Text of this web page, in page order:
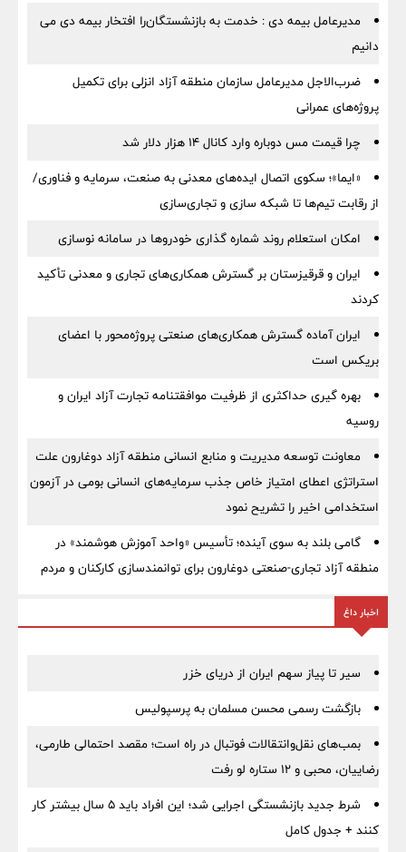
مدیرعامل بیمه دی : خدمت به بازنشستگان‌را افتخار بیمه دی می
دانیم
ضرب‌الاجل مدیرعامل سازمان منطقه آزاد انزلی برای تكمیل
پروژه‌های عمرانی
چرا قیمت مس دوباره وارد کانال ۱۴ هزار دلار شد
«ایما»؛ سکوی اتصال ایده‌های معدنی به صنعت، سرمایه و فناوری/
از رقابت تیم‌ها تا شبکه سازی و تجاری‌سازی
امکان استعلام روند شماره گذاری خودروها در سامانه نوسازی
ایران و قرقیزستان بر گسترش همکاری‌های تجاری و معدنی تأکید
کردند
ایران آماده گسترش همکاری‌های صنعتی پروژه‌محور با اعضای
بریکس است
بهره گیری حداکثری از ظرفیت موافقتنامه تجارت آزاد ایران و
روسیه
معاونت توسعه مدیریت و منابع انسانی منطقه آزاد دوغارون علت
استراتژی اعطای امتیاز خاص جذب سرمایه‌های انسانی بومی در آزمون
استخدامی اخیر را تشریح نمود
گامی بلند به سوی آینده؛ تأسیس «واحد آموزش هوشمند» در
منطقه آزاد تجاری-صنعتی دوغارون برای توانمندسازی کارکنان و مردم
اخبار داغ
سیر تا پیاز سهم ایران از دریای خزر
بازگشت رسمی محسن مسلمان به پرسپولیس
بمب‌های نقل‌وانتقالات فوتبال در راه است؛ مقصد احتمالی طارمی،
رضاییان، محبی و ۱۲ ستاره لو رفت
شرط جدید بازنشستگی اجرایی شد؛ این افراد باید ۵ سال بیشتر کار
کنند + جدول کامل